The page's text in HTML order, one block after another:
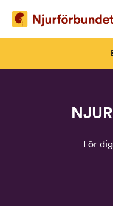
content
För